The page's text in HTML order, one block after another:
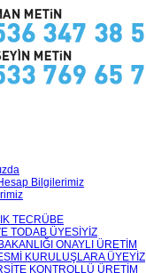
Bilgilerimiz
TECRÜBE
TODAB ÜYESİYİZ
ONAYLI ÜRETİM
KURULUŞLARA ÜYEYİZ
KONTROLLÜ ÜRETİM